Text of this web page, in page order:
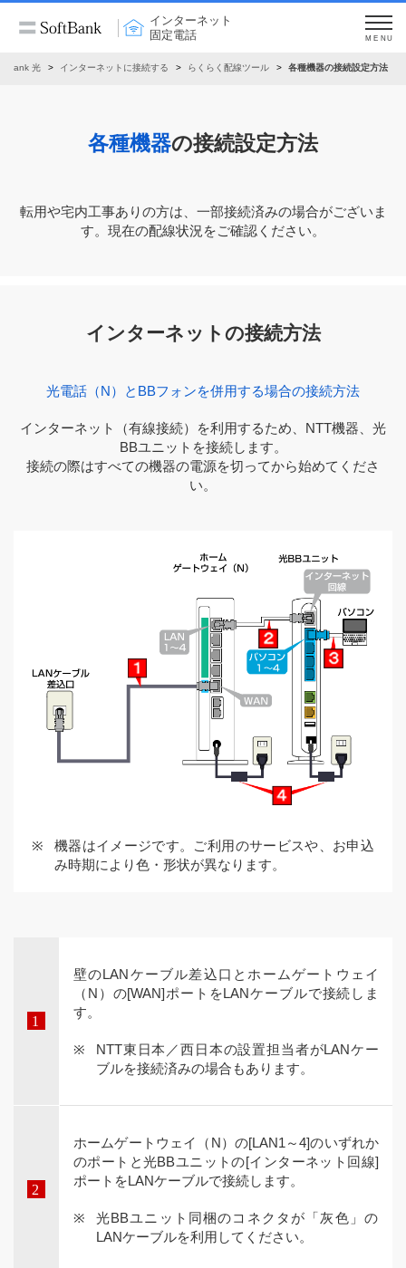
インターネット
固定電話
MENU
光 インターネットに接続する らくらく配線ツール 各種機器の接続設定方法
各種機器の接続設定方法
転⽤や宅内⼯事ありの⽅は、⼀部接続済みの場合がございま
す。現在の配線状況をご確認ください。
インターネットの接続方法
光電話（N）とBBフォンを併用する場合の接続方法
インターネット（有線接続）を利用するため、NTT機器、光
BBユニットを接続します。
接続の際はすべての機器の電源を切ってから始めてくださ
い。
機器はイメージです。ご利用のサービスや、お申込
み時期により色・形状が異なります。
壁のLANケーブル差込口とホームゲートウェイ
（N）の[WAN]ポートをLANケーブルで接続しま
す。
NTT東日本／西日本の設置担当者がLANケー
ブルを接続済みの場合もあります。
ホームゲートウェイ（N）の[LAN1～4]のいずれか
のポートと光BBユニットの[インターネット回線]
ポートをLANケーブルで接続します。
光BBユニット同梱のコネクタが「灰色」の
LANケーブルを利用してください。